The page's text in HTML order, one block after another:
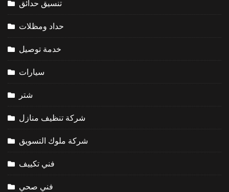
تنسيق حدائق
حداد ومظلات
خدمة توصيل
سيارات
شتر
شركة تنظيف منازل
شركة ملوك التسويق
فني تكييف
فني صحي